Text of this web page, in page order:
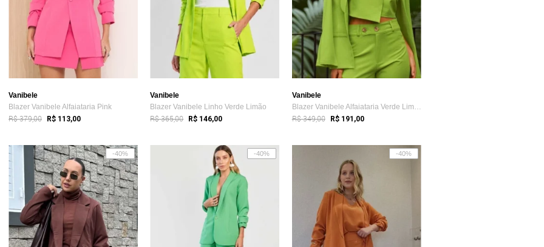
Vanibele
Blazer Vanibele Alfaiataria Pink
R$ 379,00 R$ 113,00
Vanibele
Blazer Vanibele Linho Verde Limão
R$ 365,00 R$ 146,00
Vanibele
Blazer Vanibele Alfaiataria Verde Limão
R$ 349,00 R$ 191,00
-40% -40% -40%